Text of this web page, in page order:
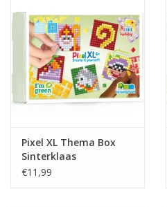
Pixel XL Thema Box
Sinterklaas
€11,99